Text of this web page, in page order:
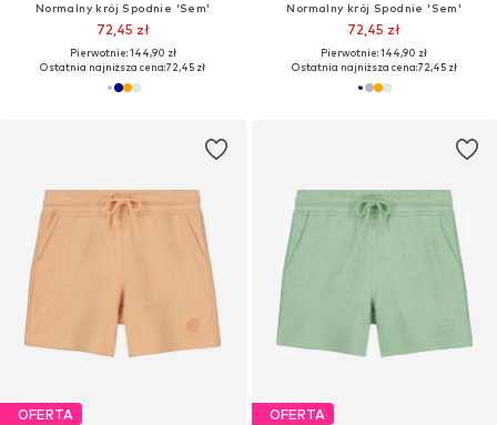
Normalny krój Spodnie 'Sem'
72,45 zł
Pierwotnie: 144,90 zł
Ostatnia najniższa cena:72,45 zł
Normalny krój Spodnie 'Sem'
72,45 zł
Pierwotnie: 144,90 zł
Ostatnia najniższa cena:72,45 zł
OFERTA OFERTA